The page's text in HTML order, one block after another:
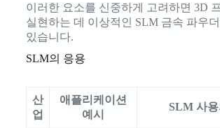
이러한 요소를 신중하게 고려하면 3D
실현하는 데 이상적인 SLM 금속 파우
있습니다.
SLM의 응용
산
업
애플리케이션
예시
SLM 사용